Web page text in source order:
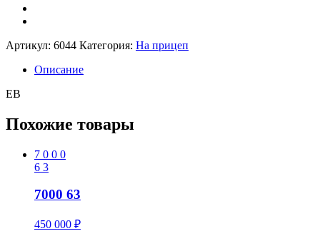
Артикул: 6044 Категория: На прицеп
Описание
ЕВ
Похожие товары
7 0 0 0
6 3
7000 63
450 000 ₽